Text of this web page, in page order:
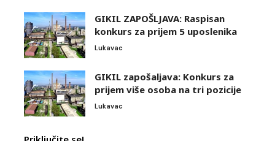
GIKIL ZAPOŠLJAVA: Raspisan
konkurs za prijem 5 uposlenika
Lukavac
GIKIL zapošaljava: Konkurs za
prijem više osoba na tri pozicije
Lukavac